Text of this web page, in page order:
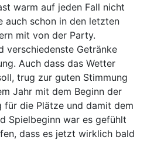
warm auf jeden Fall nicht
auch schon in den letzten
mit von der Party.
verschiedenste Getränke
Auch dass das Wetter
trug zur guten Stimmung
Jahr mit dem Beginn der
für die Plätze und damit dem
Spielbeginn war es gefühlt
dass es jetzt wirklich bald